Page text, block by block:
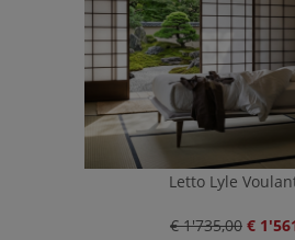
Letto Lyle
€ 1'735,00 €